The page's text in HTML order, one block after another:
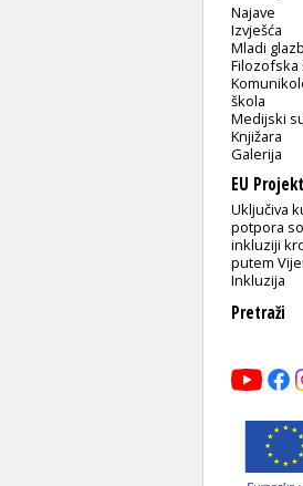
Najave
Izvješća
Mladi
Filozofska
škola
Medijski
Knjižara
Galerija
EU Projekt
Uključiva
potpora
inkluziji
putem
Inkluzija